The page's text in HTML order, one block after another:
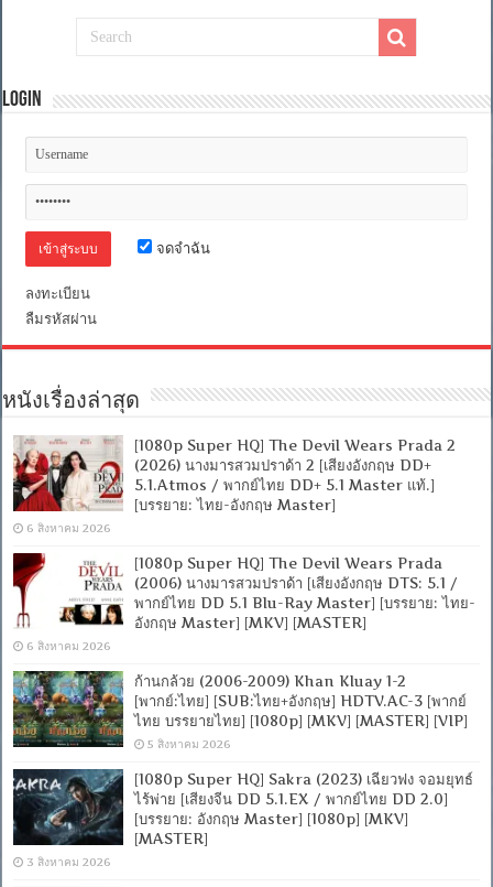
Login
จดจำฉัน
ลงทะเบียน
ลืมรหัสผ่าน
หนังเรื่องล่าสุด
[1080p Super HQ] The Devil Wears Prada 2
(2026) นางมารสวมปราด้า 2 [เสียงอังกฤษ DD+
5.1.Atmos / พากย์ไทย DD+ 5.1 Master แท้.]
[บรรยาย: ไทย-อังกฤษ Master]
6 สิงหาคม 2026
[1080p Super HQ] The Devil Wears Prada
(2006) นางมารสวมปราด้า [เสียงอังกฤษ DTS: 5.1 /
พากย์ไทย DD 5.1 Blu-Ray Master] [บรรยาย: ไทย-
อังกฤษ Master] [MKV] [MASTER]
6 สิงหาคม 2026
ก้านกล้วย (2006-2009) Khan Kluay 1-2
[พากย์:ไทย] [SUB:ไทย+อังกฤษ] HDTV.AC-3 [พากย์
ไทย บรรยายไทย] [1080p] [MKV] [MASTER] [VIP]
5 สิงหาคม 2026
[1080p Super HQ] Sakra (2023) เฉียวฟง จอมยุทธ์
ไร้พ่าย [เสียงจีน DD 5.1.EX / พากย์ไทย DD 2.0]
[บรรยาย: อังกฤษ Master] [1080p] [MKV]
[MASTER]
3 สิงหาคม 2026